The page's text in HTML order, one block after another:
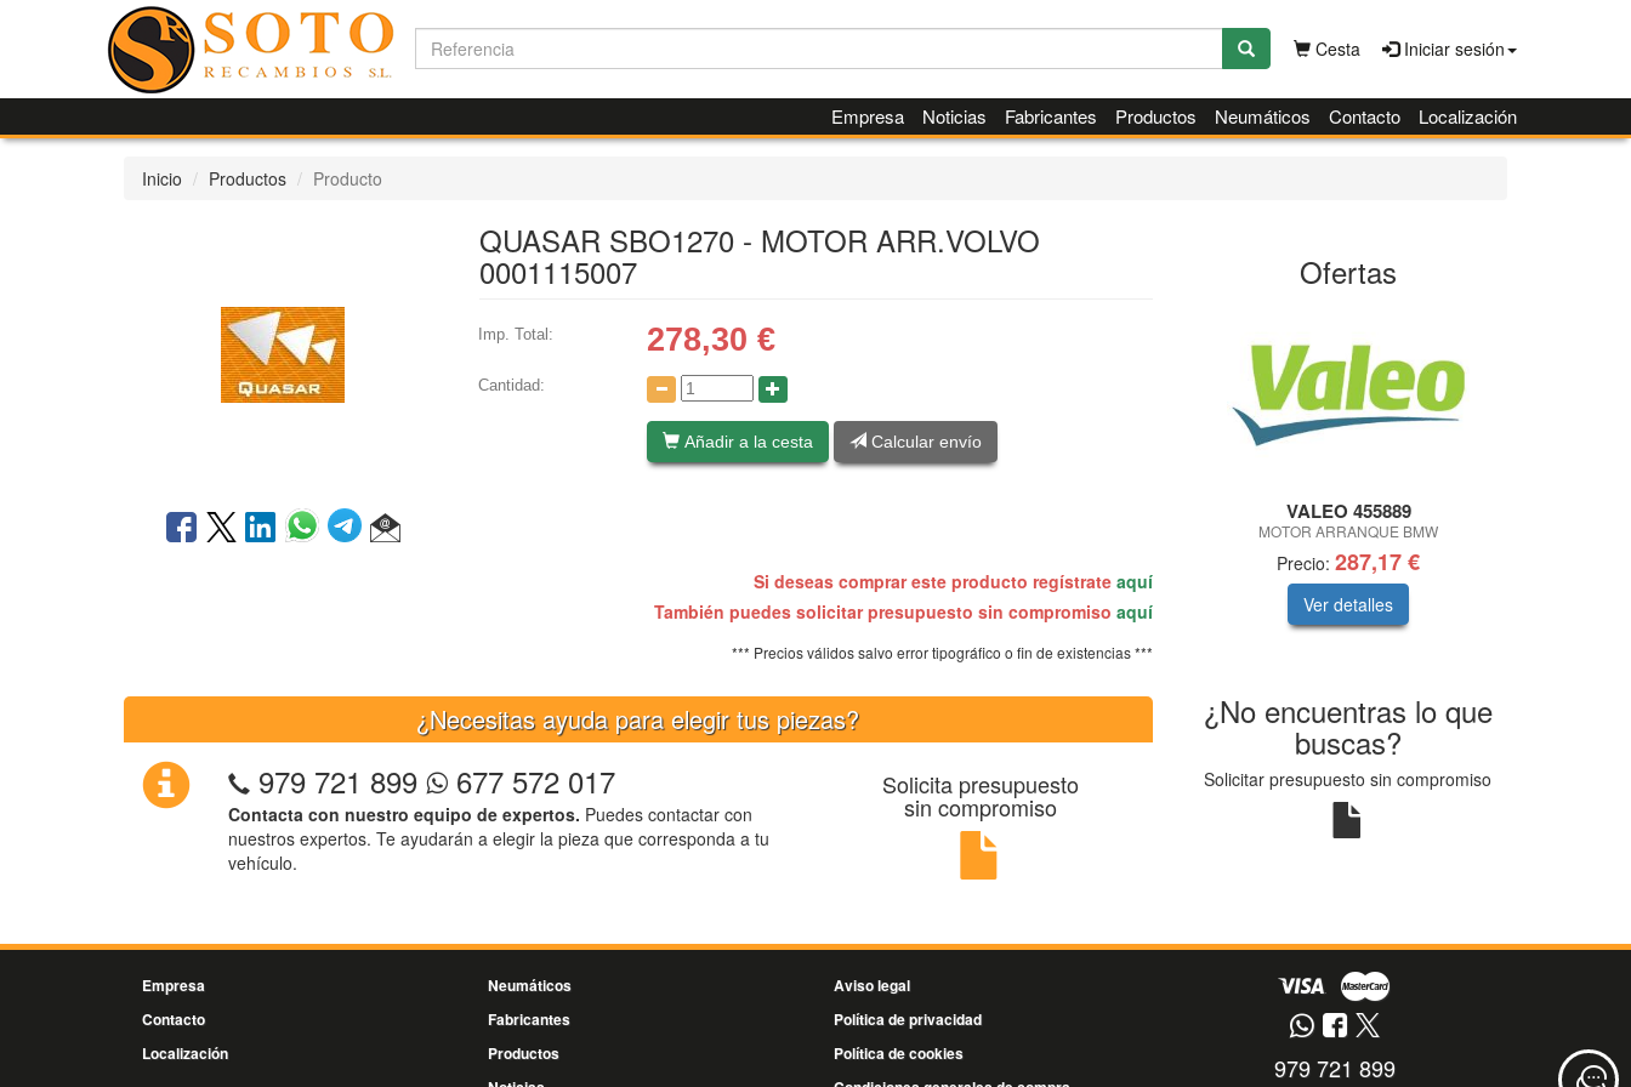
Cesta Iniciar sesión
Empresa Noticias Fabricantes Productos Neumáticos Contacto Localización
Inicio Productos Producto
QUASAR SBO1270 - MOTOR ARR.VOLVO
0001115007
Imp. Total: 278,30 €
Cantidad:
Añadir a la cesta Calcular envío
Si deseas comprar este producto regístrate aquí
También puedes solicitar presupuesto sin compromiso aquí
*** Precios válidos salvo error tipográfico o fin de existencias ***
¿Necesitas ayuda para elegir tus piezas?
979 721 899 677 572 017
Contacta con nuestro equipo de expertos. Puedes contactar con
nuestros expertos. Te ayudarán a elegir la pieza que corresponda a tu
vehículo.
Solicita presupuesto
sin compromiso
Ofertas
VALEO 455889
MOTOR ARRANQUE BMW
Precio: 287,17 €
Ver detalles
¿No encuentras lo que
buscas?
Solicitar presupuesto sin compromiso
Empresa
Contacto
Localización
Neumáticos
Fabricantes
Productos
Aviso legal
Política de privacidad
Política de cookies
979 721 899